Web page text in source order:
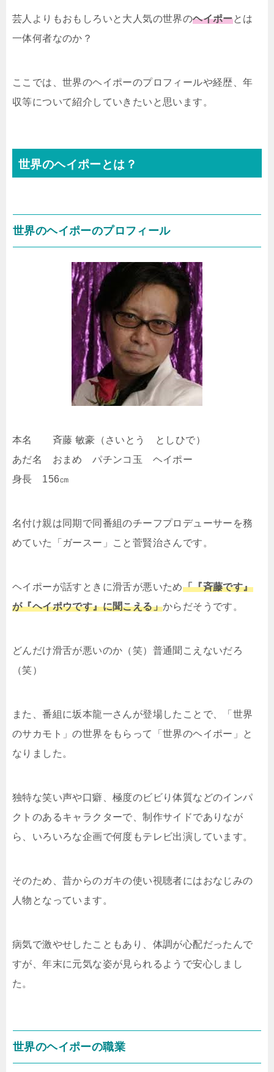
芸人よりもおもしろいと大人気の世界のヘイポーとは
一体何者なのか？
ここでは、世界のヘイポーのプロフィールや経歴、年
収等について紹介していきたいと思います。
世界のヘイポーとは？
世界のヘイポーのプロフィール
本名 斉藤 敏豪（さいとう としひで）
あだ名 おまめ パチンコ玉 ヘイポー
身長 156㎝
名付け親は同期で同番組のチーフプロデューサーを務
めていた「ガースー」こと菅賢治さんです。
ヘイポーが話すときに滑舌が悪いため「『斉藤です』
が『ヘイポウです』に聞こえる」からだそうです。
どんだけ滑舌が悪いのか（笑）普通聞こえないだろ
（笑）
また、番組に坂本龍一さんが登場したことで、「世界
のサカモト」の世界をもらって「世界のヘイポー」と
なりました。
独特な笑い声や口癖、極度のビビり体質などのインパ
クトのあるキャラクターで、制作サイドでありなが
ら、いろいろな企画で何度もテレビ出演しています。
そのため、昔からのガキの使い視聴者にはおなじみの
人物となっています。
病気で激やせしたこともあり、体調が心配だったんで
すが、年末に元気な姿が見られるようで安心しまし
た。
世界のヘイポーの職業